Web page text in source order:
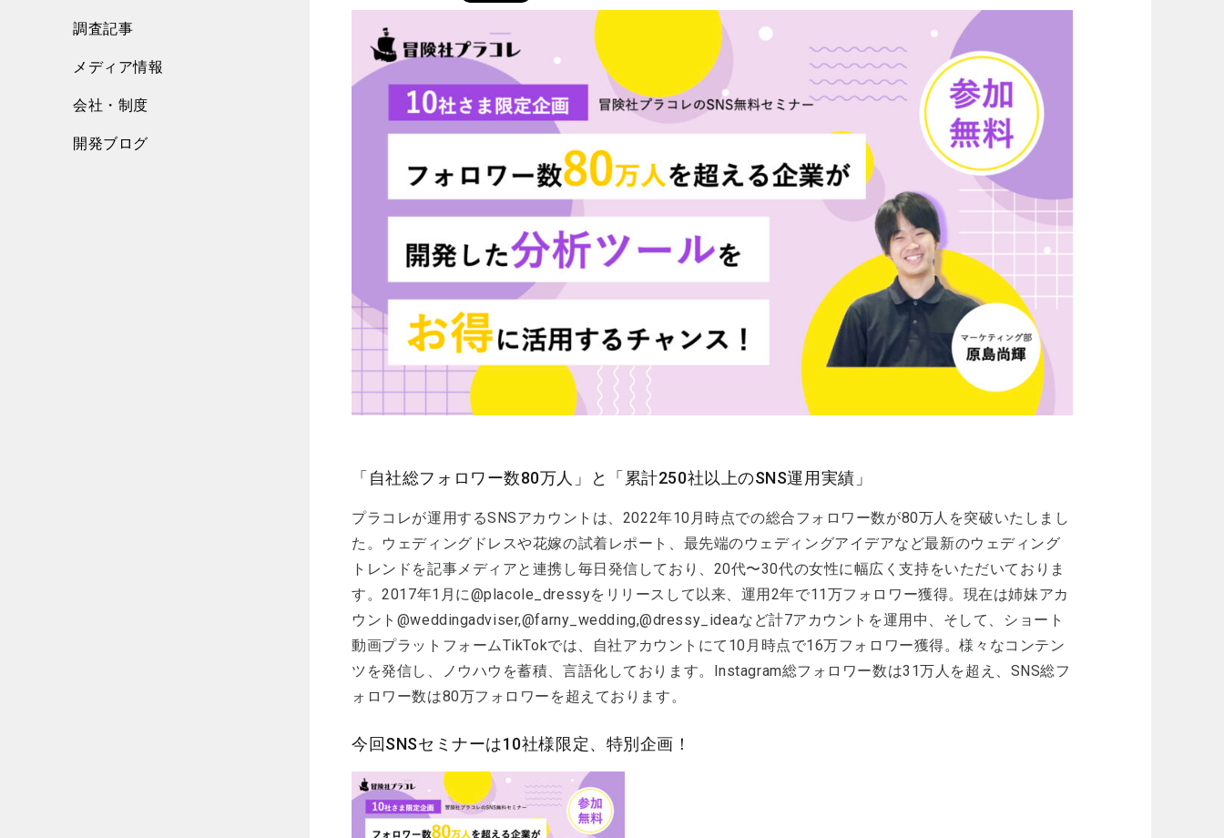
調査記事
メディア情報
会社・制度
開発ブログ
「自社総フォロワー数80万人」と「累計250社以上のSNS運用実績」
プラコレが運用するSNSアカウントは、2022年10月時点での総合フォロワー数が80万人を突破いたしまし
た。ウェディングドレスや花嫁の試着レポート、最先端のウェディングアイデアなど最新のウェディング
トレンドを記事メディアと連携し毎日発信しており、20代〜30代の女性に幅広く支持をいただいておりま
す。2017年1月に@placole_dressyをリリースして以来、運用2年で11万フォロワー獲得。現在は姉妹アカ
ウント@weddingadviser,@farny_wedding,@dressy_ideaなど計7アカウントを運用中、そして、ショート
動画プラットフォームTikTokでは、自社アカウントにて10月時点で16万フォロワー獲得。様々なコンテン
ツを発信し、ノウハウを蓄積、言語化しております。Instagram総フォロワー数は31万人を超え、SNS総フ
ォロワー数は80万フォロワーを超えております。
今回SNSセミナーは10社様限定、特別企画！